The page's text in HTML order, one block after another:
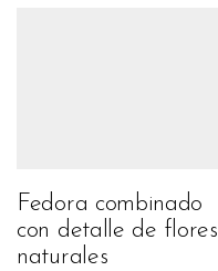
Fedora combinado
con detalle de flores
naturales